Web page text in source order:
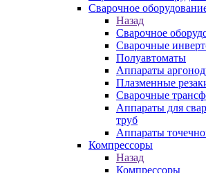
Сварочное
Назад
Сварочное
Сварочные
Полуавтоматы
Аппараты
Плазменные
Сварочные
Аппараты для
труб
Аппараты
Компрессоры
Назад
Компрессоры